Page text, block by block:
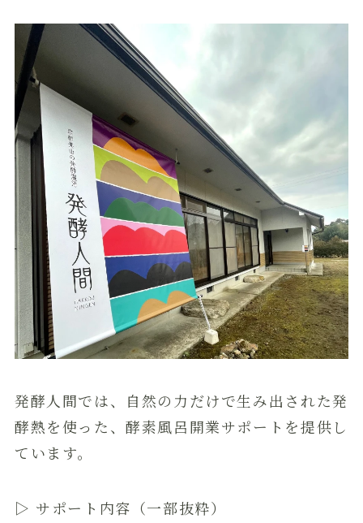
発酵人間では、自然の力だけで生み出された発
酵熱を使った、酵素風呂開業サポートを提供し
ています。
▷ サポート内容（一部抜粋）